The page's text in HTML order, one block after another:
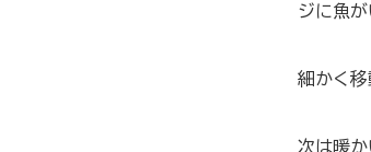
ジに魚
細かく
次は暖か